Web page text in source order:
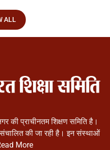
ALL
की प्राचीनतम शिक्षण समिति है।
संचालित की जा रही है। इन संस्थाओं
More